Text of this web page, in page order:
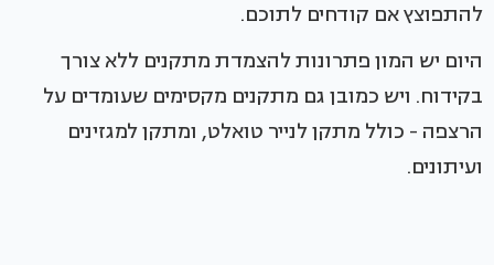
להתפוצץ אם קודחים לתוכם.
היום יש המון פתרונות להצמדת מתקנים ללא צורך
בקידוח. ויש כמובן גם מתקנים מקסימים שעומדים על
הרצפה - כולל מתקן לנייר טואלט, ומתקן למגזינים
ועיתונים.